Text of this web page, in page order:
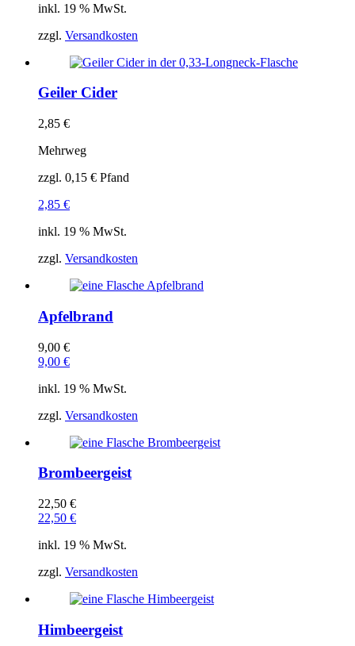
inkl. 19 % MwSt.
zzgl. Versandkosten
Geiler Cider
2,85 €
Mehrweg
zzgl. 0,15 € Pfand
2,85 €
inkl. 19 % MwSt.
zzgl. Versandkosten
Apfelbrand
9,00 €
9,00 €
inkl. 19 % MwSt.
zzgl. Versandkosten
Brombeergeist
22,50 €
22,50 €
inkl. 19 % MwSt.
zzgl. Versandkosten
Himbeergeist